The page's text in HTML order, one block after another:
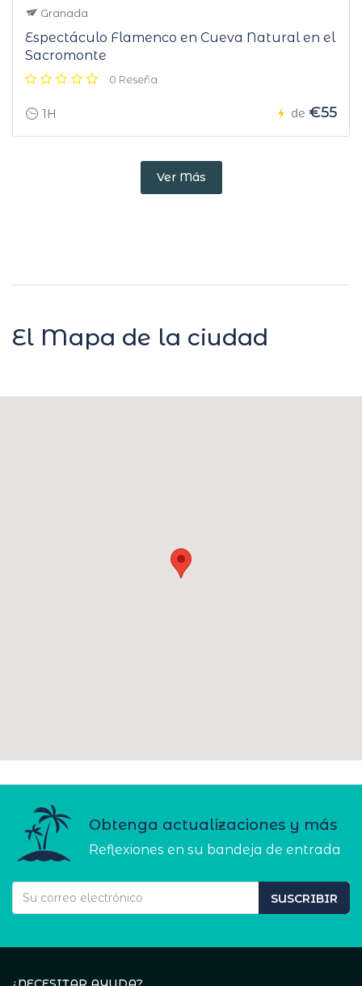
Granada
Espectáculo Flamenco en Cueva Natural en el
Sacromonte
0 Reseña
1H de €55
Ver Más
El Mapa de la ciudad
Obtenga actualizaciones y más
Reflexiones en su bandeja de entrada
SUSCRIBIR